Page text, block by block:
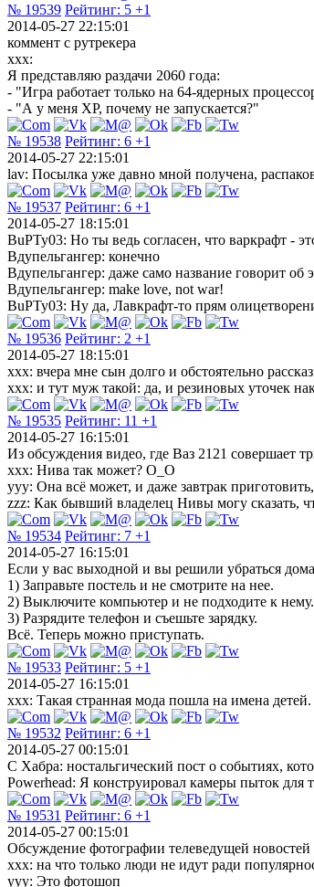
№ 19539 Рейтинг: 5 +1
2014-05-27 22:15:01
коммент с рутрекера
xxx:
Я представляю раздачи 2060 года:
- "Игра работает только на 64-ядерных
- "А у меня ХР, почему не запускается?"
№ 19538 Рейтинг: 6 +1
2014-05-27 22:15:01
lav: Посылка уже давно мной получена,
№ 19537 Рейтинг: 6 +1
2014-05-27 18:15:01
BuPTy03: Но ты ведь согласен, что варкрафт -
Вдупельгангер: конечно
Вдупельгангер: даже само название говорит об
Вдупельгангер: make love, not war!
BuPTy03: Ну да, Лавкрафт-то прям
№ 19536 Рейтинг: 2 +1
2014-05-27 18:15:01
ххх: вчера мне сын долго и обстоятельно
ххх: и тут муж такой: да, и резиновых уточек
№ 19535 Рейтинг: 11 +1
2014-05-27 16:15:01
Из обсуждения видео, где Ваз 2121 совершает
xxx: Нива так может? О_О
yyy: Она всё может, и даже завтрак
zzz: Как бывший владелец Нивы могу сказать,
№ 19534 Рейтинг: 7 +1
2014-05-27 16:15:01
Если у вас выходной и вы решили убраться
1) Заправьте постель и не смотрите на нее.
2) Выключите компьютер и не подходите к нему.
3) Разрядите телефон и съешьте зарядку.
Всё. Теперь можно приступать.
№ 19533 Рейтинг: 5 +1
2014-05-27 16:15:01
xxx: Такая странная мода пошла на имена
№ 19532 Рейтинг: 6 +1
2014-05-27 00:15:01
С Хабра: ностальгический пост о событиях,
Powerhead: Я конструировал камеры пыток для
№ 19531 Рейтинг: 6 +1
2014-05-27 00:15:01
Обсуждение фотографии телеведущей новостей
xxx: на что только люди не идут ради
yyy: Это фотошоп